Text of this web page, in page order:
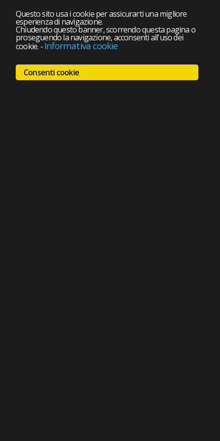
Questo sito usa i cookie per assicurarti una migliore
esperienza di navigazione.
Chiudendo questo banner, scorrendo questa pagina o
proseguendo la navigazione, acconsenti all'uso dei
cookie. - Informativa cookie
Consenti cookie